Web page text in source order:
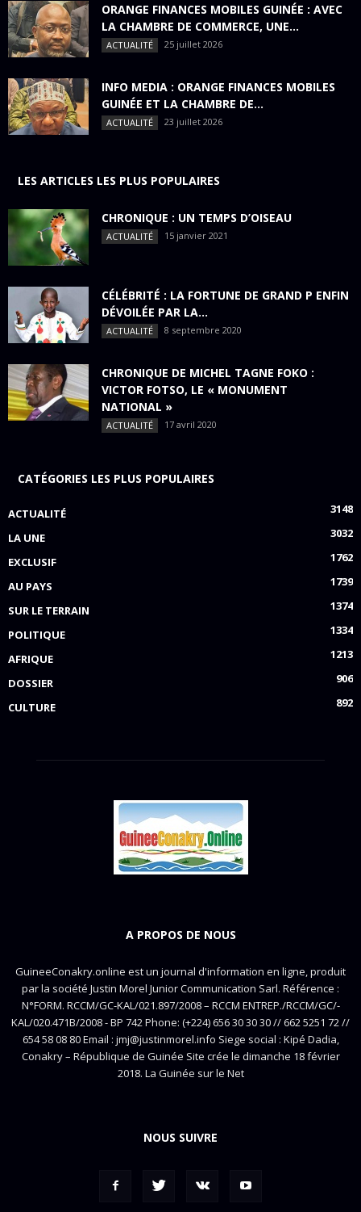
ORANGE FINANCES MOBILES GUINÉE : AVEC
LA CHAMBRE DE COMMERCE, UNE...
ACTUALITÉ 25 juillet 2026
INFO MEDIA : ORANGE FINANCES MOBILES
GUINÉE ET LA CHAMBRE DE...
ACTUALITÉ 23 juillet 2026
LES ARTICLES LES PLUS POPULAIRES
CHRONIQUE : UN TEMPS D’OISEAU
ACTUALITÉ 15 janvier 2021
CÉLÉBRITÉ : LA FORTUNE DE GRAND P ENFIN
DÉVOILÉE PAR LA...
ACTUALITÉ 8 septembre 2020
CHRONIQUE DE MICHEL TAGNE FOKO :
VICTOR FOTSO, LE « MONUMENT
NATIONAL »
ACTUALITÉ 17 avril 2020
CATÉGORIES LES PLUS POPULAIRES
ACTUALITÉ
3148
LA UNE
3032
EXCLUSIF
1762
AU PAYS
1739
SUR LE TERRAIN
1374
POLITIQUE
1334
AFRIQUE
1213
DOSSIER
906
CULTURE
892
A PROPOS DE NOUS
GuineeConakry.online est un journal d'information en ligne, produit
par la société Justin Morel Junior Communication Sarl. Référence :
N°FORM. RCCM/GC-KAL/021.897/2008 – RCCM ENTREP./RCCM/GC/-
KAL/020.471B/2008 - BP 742 Phone: (+224) 656 30 30 30 // 662 5251 72 //
654 58 08 80 Email : jmj@justinmorel.info Siege social : Kipé Dadia,
Conakry – République de Guinée Site crée le dimanche 18 février
2018. La Guinée sur le Net
NOUS SUIVRE